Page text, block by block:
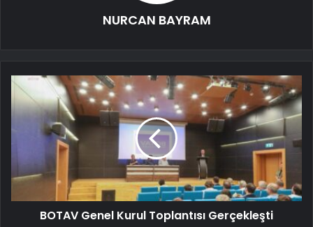
NURCAN BAYRAM
BOTAV Genel Kurul Toplantısı Gerçekleşti